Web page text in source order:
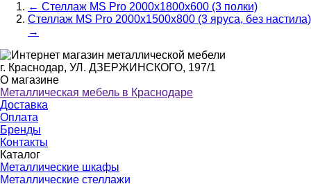
← Стеллаж MS Pro 2000х1800х600 (3 полки)
Стеллаж MS Pro 2000х1500х800 (3 яруса, без настила)
→
г. Краснодар, УЛ. ДЗЕРЖИНСКОГО, 197/1
О магазине
Металлическая мебель в Краснодаре
Доставка
Оплата
Бренды
Контакты
Каталог
Металлические шкафы
Металлические стеллажи